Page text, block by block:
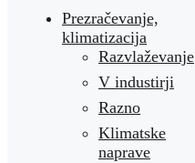
Prezračevanje,
klimatizacija
Razvlaževanje
V industirji
Razno
Klimatske
naprave